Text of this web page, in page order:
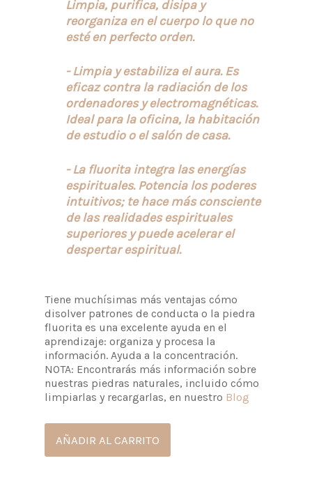
Limpia, purifica, disipa y
reorganiza en el cuerpo lo que no
esté en perfecto orden.
- Limpia y estabiliza el aura. Es
eficaz contra la radiación de los
ordenadores y electromagnéticas.
Ideal para la oficina, la habitación
de estudio o el salón de casa.
- La fluorita integra las energías
espirituales. Potencia los poderes
intuitivos; te hace más consciente
de las realidades espirituales
superiores y puede acelerar el
despertar espiritual.
Tiene muchísimas más ventajas cómo
disolver patrones de conducta o la piedra
fluorita es una excelente ayuda en el
aprendizaje: organiza y procesa la
información. Ayuda a la concentración.
NOTA: Encontrarás más información sobre
nuestras piedras naturales, incluido cómo
limpiarlas y recargarlas, en nuestro Blog
AÑADIR AL CARRITO